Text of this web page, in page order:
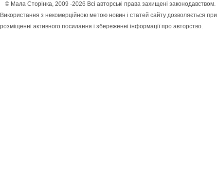
© Мала Сторінка, 2009 -2026 Всі авторські права захищені законодавством.
Використання з некомерційною метою новин і статей сайту дозволяється при
розміщенні активного посилання і збереженні інформації про авторство.